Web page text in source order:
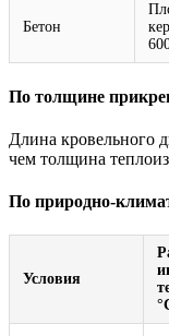
Бетон
По толщине
Длина кровельного
чем толщина
По природно-
Условия